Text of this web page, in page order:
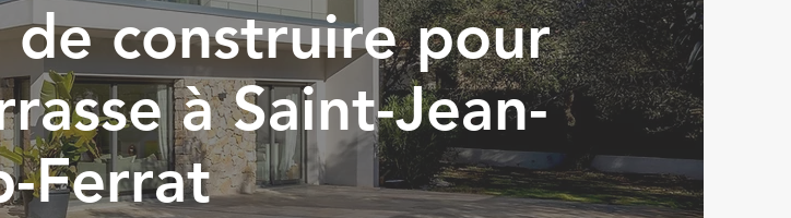
construire pour
à Saint-Jean-
Ferrat